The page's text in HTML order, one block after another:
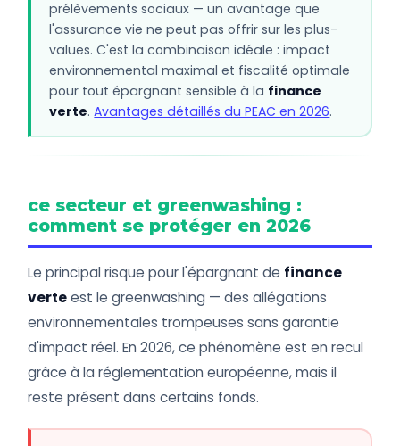
prélèvements sociaux — un avantage que
l'assurance vie ne peut pas offrir sur les plus-
values. C'est la combinaison idéale : impact
environnemental maximal et fiscalité optimale
pour tout épargnant sensible à la finance
verte.Avantages détaillés du PEAC en 2026.
ce secteur et greenwashing :
comment se protéger en 2026
Le principal risque pour l'épargnant de finance
verteest le greenwashing — des allégations
environnementales trompeuses sans garantie
d'impact réel. En 2026, ce phénomène est en recul
grâce à la réglementation européenne, mais il
reste présent dans certains fonds.